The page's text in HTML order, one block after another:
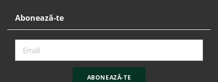
Abonează-te
ABONEAZĂ-TE